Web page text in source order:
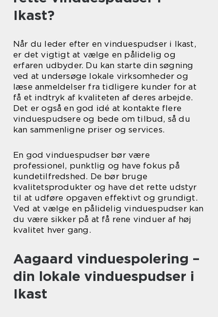
Ikast?
Når du leder efter en vinduespudser i Ikast,
er det vigtigt at vælge en pålidelig og
erfaren udbyder. Du kan starte din søgning
ved at undersøge lokale virksomheder og
læse anmeldelser fra tidligere kunder for at
få et indtryk af kvaliteten af deres arbejde.
Det er også en god idé at kontakte flere
vinduespudsere og bede om tilbud, så du
kan sammenligne priser og services.
En god vinduespudser bør være
professionel, punktlig og have fokus på
kundetilfredshed. De bør bruge
kvalitetsprodukter og have det rette udstyr
til at udføre opgaven effektivt og grundigt.
Ved at vælge en pålidelig vinduespudser kan
du være sikker på at få rene vinduer af høj
kvalitet hver gang.
Aagaard vinduespolering –
din lokale vinduespudser i
Ikast